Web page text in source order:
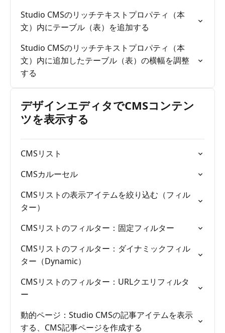
Studio CMSのリッチテキストプロパティ（本
文）内にテーブル（表）を追加する
Studio CMSのリッチテキストプロパティ（本
文）内に追加したテーブル（表）の横幅を調整
する
デザインエディタでCMSコンテン
ツを表示する
CMSリスト
CMSカルーセル
CMSリストの表示アイテムを絞り込む（フィル
ター）
CMSリストのフィルター：固定フィルター
CMSリストのフィルター：ダイナミックフィル
ター（Dynamic）
CMSリストのフィルター：URLクエリフィルタ
ー
動的ページ：Studio CMSの記事アイテムを表示
する、CMS記事ページを作成する